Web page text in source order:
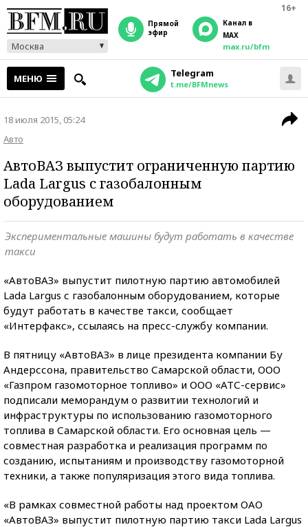
16+
Москва
прямой
эфир
Канал в
MAX
max.ru/bfm
МЕНЮ Telegram
t.me/BFMnews
18 июля 2015, 05:24
Авто
АвтоВАЗ выпустит ограниченную партию
Lada Largus с газобалонным
оборудованием
Экспериментальные машины будут работать в качестве
такси
«АвтоВАЗ» выпустит пилотную партию автомобилей
Lada Largus с газобалонным оборудованием, которые
будут работать в качестве такси, сообщает
«Интерфакс», ссылаясь на пресс-службу компании.
В пятницу «АвтоВАЗ» в лице президента компании Бу
Андерссона, правительство Самарской области, ООО
«Газпром газомоторное топливо» и ООО «АТС-сервис»
подписали меморандум о развитии технологий и
инфраструктуры по использованию газомоторного
топлива в Самарской области. Его основная цель —
совместная разработка и реализация программ по
созданию, испытаниям и производству газомоторной
техники, а также популяризация этого вида топлива.
«В рамках совместной работы над проектом ОАО
«АвтоВАЗ» выпустит пилотную партию такси Lada Largus